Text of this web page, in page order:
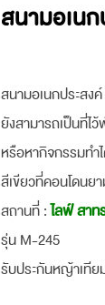
สนามอเน
สนามอเนกประสง
ยังสามารถเป็นที่ไ
หรือหากิจกรรมทำ
สีเขียวที่คอนโดนย
สถานที่ :ไลฟ์ สาท
รุ่น M-245
รับประกันหญ้าเทีย